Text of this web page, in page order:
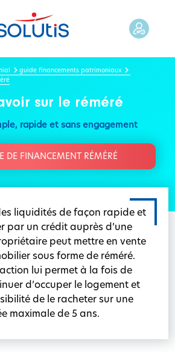
guide financements patrimoniaux
sur le réméré
rapide et sans engagement
DE FINANCEMENT RÉMÉRÉ
liquidités de façon rapide et
par un crédit auprès d’une
peut mettre en vente
sous forme de réméré.
lui permet à la fois de
d’occuper le logement et
de le racheter sur une
maximale de 5 ans.